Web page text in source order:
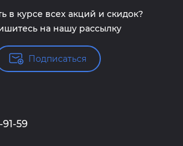
в курсе всех акций и скидок?
на нашу рассылку
Подписаться
59